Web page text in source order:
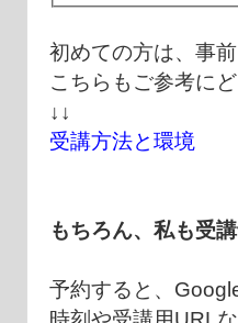
初めての方は、事
こちらもご参考に
↓↓
受講方法と環境
もちろん、私も受
予約すると、